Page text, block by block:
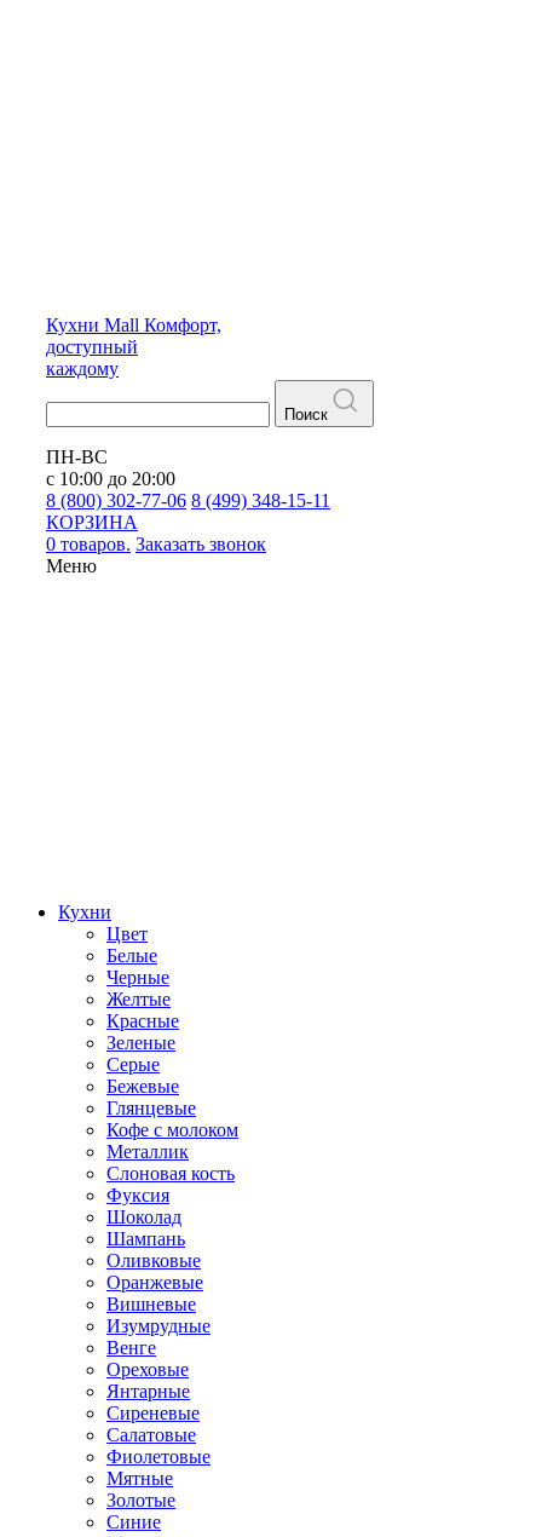
Кухни Mall Комфорт,
доступный
каждому
Поиск
ПН-ВС
с 10:00 до 20:00
8 (800) 302-77-06 8 (499) 348-15-11
КОРЗИНА
0 товаров. Заказать звонок
Меню
Кухни
Цвет
Белые
Черные
Желтые
Красные
Зеленые
Серые
Бежевые
Глянцевые
Кофе с молоком
Металлик
Слоновая кость
Фуксия
Шоколад
Шампань
Оливковые
Оранжевые
Вишневые
Изумрудные
Венге
Ореховые
Янтарные
Сиреневые
Салатовые
Фиолетовые
Мятные
Золотые
Синие